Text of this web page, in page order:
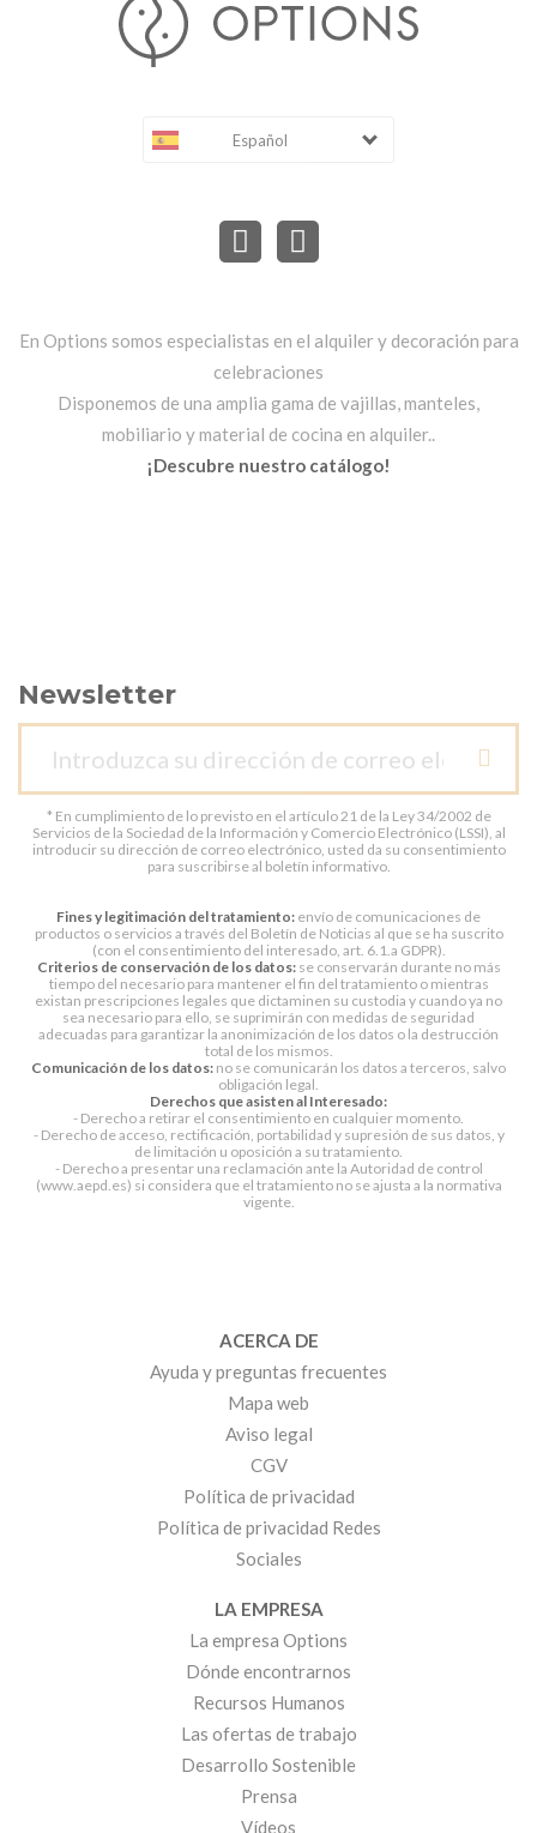
Español
En Options somos especialistas en el alquiler y decoración para
celebraciones
Disponemos de una amplia gama de vajillas, manteles,
mobiliario y material de cocina en alquiler..
¡Descubre nuestro catálogo!
Newsletter
* En cumplimiento de lo previsto en el artículo 21 de la Ley 34/2002 de
Servicios de la Sociedad de la Información y Comercio Electrónico (LSSI), al
introducir su dirección de correo electrónico, usted da su consentimiento
para suscribirse al boletín informativo.
Fines y legitimación del tratamiento: envío de comunicaciones de
productos o servicios a través del Boletín de Noticias al que se ha suscrito
(con el consentimiento del interesado, art. 6.1.a GDPR).
Criterios de conservación de los datos:se conservarán durante no más
tiempo del necesario para mantener el fin del tratamiento o mientras
existan prescripciones legales que dictaminen su custodia y cuando ya no
sea necesario para ello, se suprimirán con medidas de seguridad
adecuadas para garantizar la anonimización de los datos o la destrucción
total de los mismos.
Comunicación de los datos: no se comunicarán los datos a terceros, salvo
obligación legal.
Derechos que asisten al Interesado:
- Derecho a retirar el consentimiento en cualquier momento.
- Derecho de acceso, rectificación, portabilidad y supresión de sus datos, y
de limitación u oposición a su tratamiento.
- Derecho a presentar una reclamación ante la Autoridad de control
(www.aepd.es) si considera que el tratamiento no se ajusta a la normativa
vigente.
ACERCA DE
Ayuda y preguntas frecuentes
Mapa web
Aviso legal
CGV
Política de privacidad
Política de privacidad Redes
Sociales
LA EMPRESA
La empresa Options
Dónde encontrarnos
Recursos Humanos
Las ofertas de trabajo
Desarrollo Sostenible
Prensa
Vídeos